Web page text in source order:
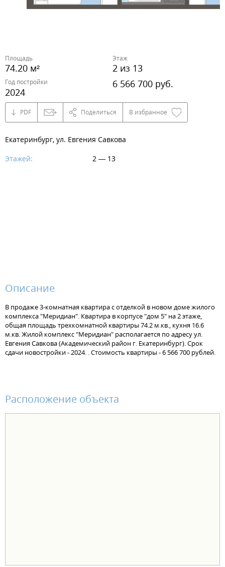
Площадь
74.20 м²
Этаж
2 из 13
Год постройки
2024
6 566 700 руб.
PDF Поделиться В избранное
Екатеринбург, ул. Евгения Савкова
Этажей:
2 — 13
Описание
В продаже 3-комнатная квартира с отделкой в новом доме жилого
комплекса "Меридиан". Квартира в корпусе "дом 5" на 2 этаже,
общая площадь трехкомнатной квартиры 74.2 м.кв., кухня 16.6
м.кв. Жилой комплекс "Меридиан" располагается по адресу ул.
Евгения Савкова (Академический район г. Екатеринбург). Срок
сдачи новостройки - 2024. . Стоимость квартиры - 6 566 700 рублей.
Расположение объекта